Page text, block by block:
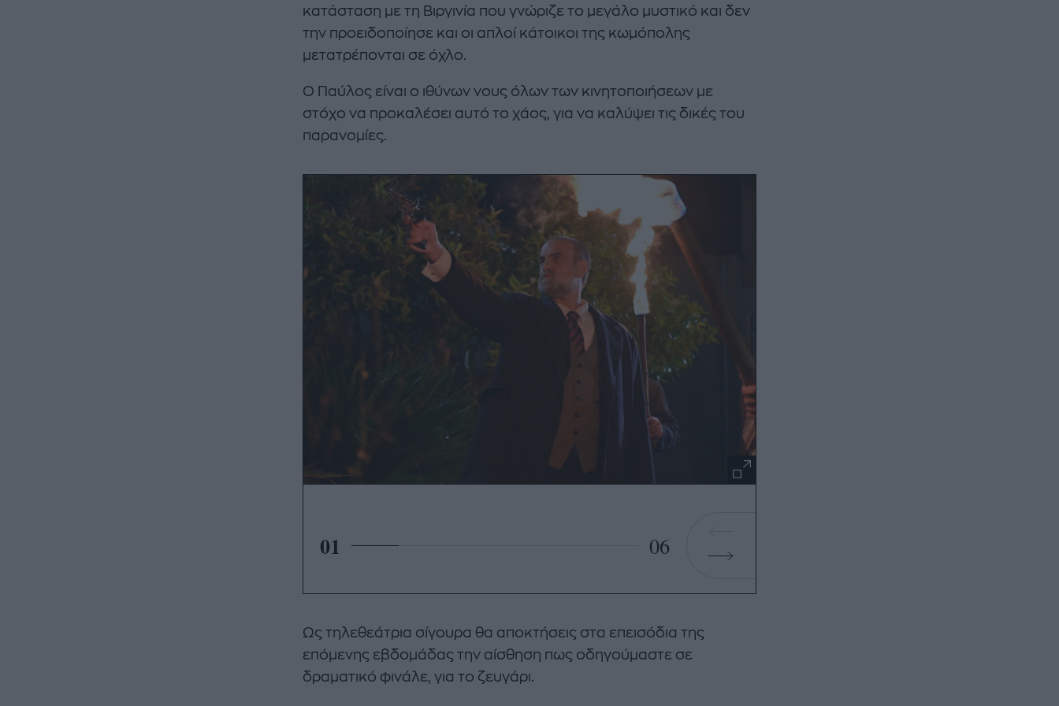
κατάσταση με τη Βιργινία που γνώριζε το μεγάλο μυστικό και δεν
την προειδοποίησε και οι απλοί κάτοικοι της κωμόπολης
μετατρέπονται σε όχλο.
Ο Παύλος είναι ο ιθύνων νους όλων των κινητοποιήσεων με
στόχο να προκαλέσει αυτό το χάος, για να καλύψει τις δικές του
παρανομίες.
01 06
Ως τηλεθεάτρια σίγουρα θα αποκτήσεις στα επεισόδια της
επόμενης εβδομάδας την αίσθηση πως οδηγούμαστε σε
δραματικό φινάλε, για το ζευγάρι.